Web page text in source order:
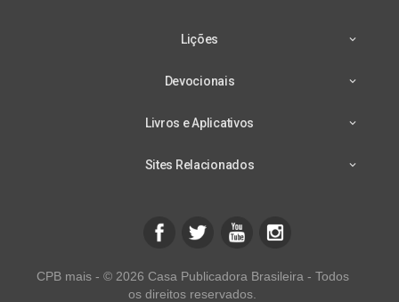
Lições
Devocionais
Livros e Aplicativos
Sites Relacionados
CPB mais - © 2026 Casa Publicadora Brasileira - Todos
os direitos reservados.